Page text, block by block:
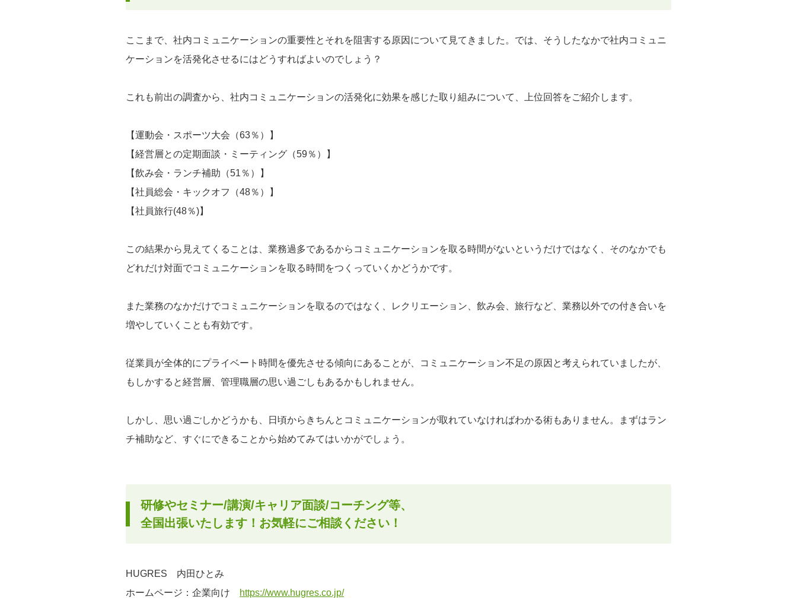
ここまで、社内コミュニケーションの重要性とそれを阻害する原因について見てきました。では、そうしたなかで社内コミュニ
ケーションを活発化させるにはどうすればよいのでしょう？
これも前出の調査から、社内コミュニケーションの活発化に効果を感じた取り組みについて、上位回答をご紹介します。
【運動会・スポーツ大会（63％）】
【経営層との定期面談・ミーティング（59％）】
【飲み会・ランチ補助（51％）】
【社員総会・キックオフ（48％）】
【社員旅行(48％)】
この結果から見えてくることは、業務過多であるからコミュニケーションを取る時間がないというだけではなく、そのなかでも
どれだけ対面でコミュニケーションを取る時間をつくっていくかどうかです。
また業務のなかだけでコミュニケーションを取るのではなく、レクリエーション、飲み会、旅行など、業務以外での付き合いを
増やしていくことも有効です。
従業員が全体的にプライベート時間を優先させる傾向にあることが、コミュニケーション不足の原因と考えられていましたが、
もしかすると経営層、管理職層の思い過ごしもあるかもしれません。
しかし、思い過ごしかどうかも、日頃からきちんとコミュニケーションが取れていなければわかる術もありません。まずはラン
チ補助など、すぐにできることから始めてみてはいかがでしょう。
研修やセミナー/講演/キャリア面談/コーチング等、
全国出張いたします！お気軽にご相談ください！
HUGRES 内田ひとみ
ホームページ：企業向け
https://www.hugres.co.jp/